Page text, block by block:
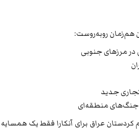
هم‌زمان روبه‌روست:
در مرزهای جنوبی
جدید
جنگ‌های منطقه‌ای
کردستان عراق برای آنکارا فقط یک